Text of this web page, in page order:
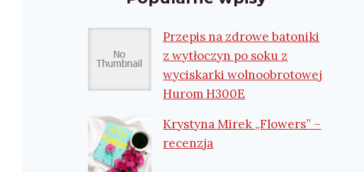
Przepis na zdrowe batoniki
z wytłoczyn po soku z
wyciskarki wolnoobrotowej
Hurom H300E
Krystyna Mirek „Flowers” –
recenzja